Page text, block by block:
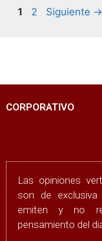
1 2 Siguiente →
CORPORATIVO
Las opiniones
son de exclusiva
emiten y no
pensamiento del